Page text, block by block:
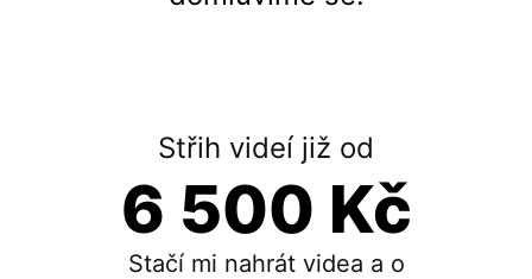
Střih videí již od
6 500 Kč
Stačí mi nahrát videa a o